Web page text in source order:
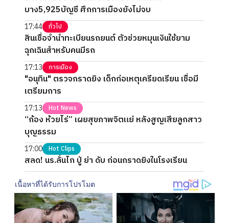
บาง5,925บัญชี ศึกการเมืองยังไม่จบ
17:44 ทั่วไป
สินเชื่อจำนำทะเบียนรถยนต์ ตัวช่วยหมุนเงินใช้ยาม
ฉุกเฉินสำหรับคนมีรถ
17:13 การเมือง
"อนุทิน" ตรวจกราดยิง เด็กก่อเหตุเครียดเรียน เชื่อมี
เตรียมการ
17:13 Hot News
“ก้อง ห้วยไร่” เผยสุขภาพจิตแย่ หลังสูญเสียลูกสาว
บุญธรรม
17:00 Hot Clips
สลด! นร.ลั่นไก ปู่ ย่า ดับ ก่อนกราดยิงในโรงเรียน